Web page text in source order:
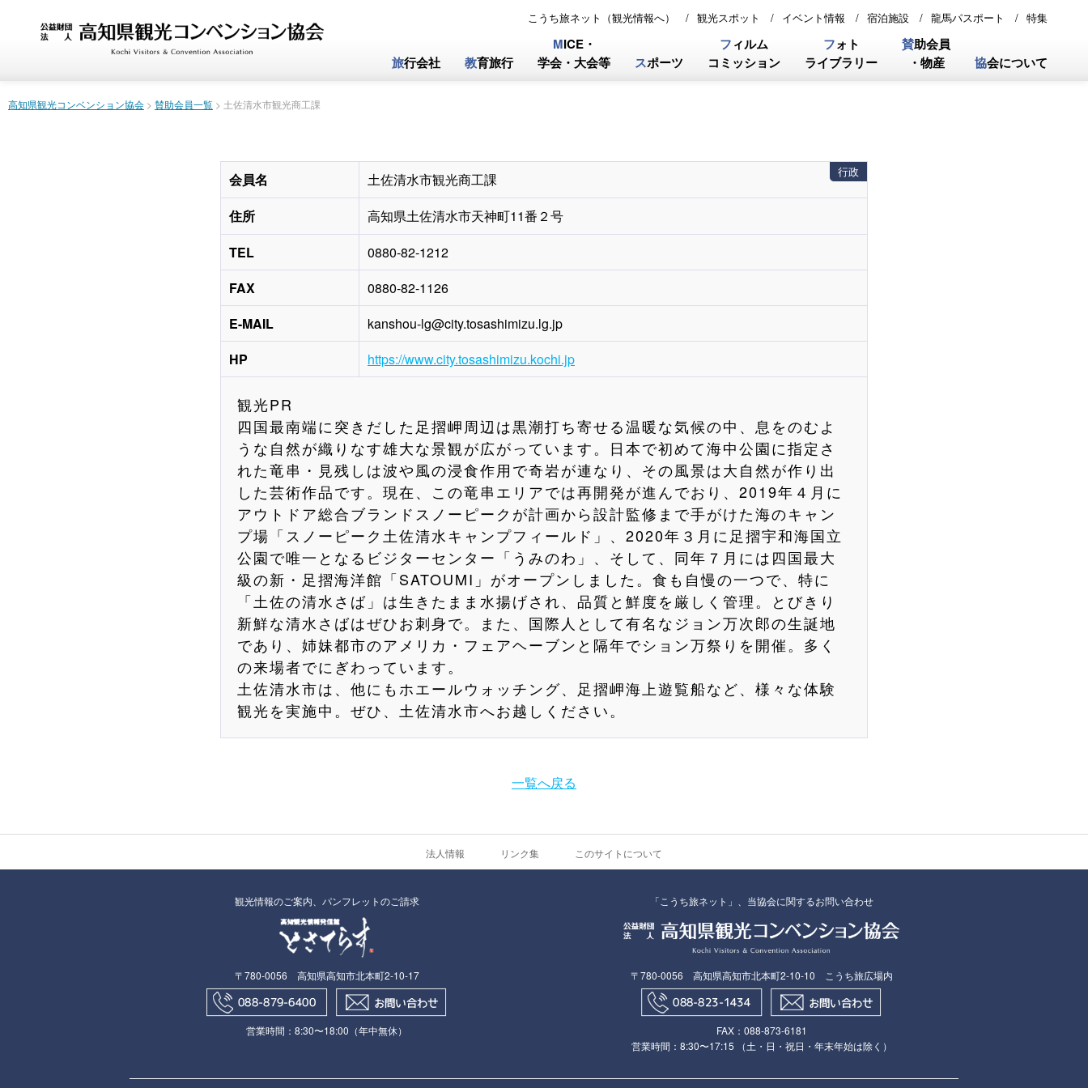
旅行会社 教育旅行
MICE・
学会・大会等
スポーツ
フィルム
コミッション
フォト
ライブラリー
賛助会員
・物産
協会について
こうち旅ネット（観光情報へ） 観光スポット イベント情報 宿泊施設 龍馬パスポート 特集
高知県観光コンベンション協会 > 賛助会員一覧 > 土佐清水市観光商工課
行政
会員名
土佐清水市観光商工課
住所
高知県土佐清水市天神町11番２号
TEL
0880-82-1212
FAX
0880-82-1126
E-MAIL
kanshou-lg@city.tosashimizu.lg.jp
HP
https://www.city.tosashimizu.kochi.jp
観光PR
四国最南端に突きだした足摺岬周辺は黒潮打ち寄せる温暖な気候の中、息をのむよ
うな自然が織りなす雄大な景観が広がっています。日本で初めて海中公園に指定さ
れた竜串・見残しは波や風の浸食作用で奇岩が連なり、その風景は大自然が作り出
した芸術作品です。現在、この竜串エリアでは再開発が進んでおり、2019年４月に
アウトドア総合ブランドスノーピークが計画から設計監修まで手がけた海のキャン
プ場「スノーピーク土佐清水キャンプフィールド」、2020年３月に足摺宇和海国立
公園で唯一となるビジターセンター「うみのわ」、そして、同年７月には四国最大
級の新・足摺海洋館「SATOUMI」がオープンしました。食も自慢の一つで、特に
「土佐の清水さば」は生きたまま水揚げされ、品質と鮮度を厳しく管理。とびきり
新鮮な清水さばはぜひお刺身で。また、国際人として有名なジョン万次郎の生誕地
であり、姉妹都市のアメリカ・フェアヘーブンと隔年でション万祭りを開催。多く
の来場者でにぎわっています。
土佐清水市は、他にもホエールウォッチング、足摺岬海上遊覧船など、様々な体験
観光を実施中。ぜひ、土佐清水市へお越しください。
一覧へ戻る
法人情報 リンク集 このサイトについて
観光情報のご案内、パンフレットのご請求
〒780-0056 高知県高知市北本町2-10-17
営業時間：8:30〜18:00（年中無休）
「こうち旅ネット」、当協会に関するお問い合わせ
〒780-0056 高知県高知市北本町2-10-10 こうち旅広場内
FAX：088​-873​-6181
営業時間：8:30〜17:15 （土・日・祝日・年末年始は除く）